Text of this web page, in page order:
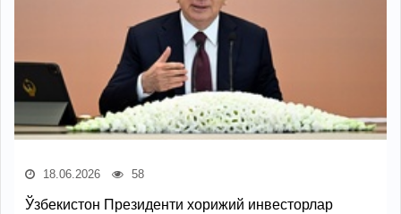
18.06.2026 58
Ўзбекистон Президенти хорижий инвесторлар